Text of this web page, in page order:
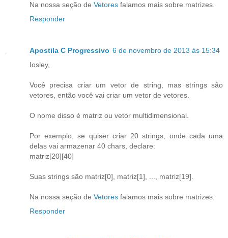
Na nossa seção de Vetores falamos mais sobre matrizes.
Responder
Apostila C Progressivo 6 de novembro de 2013 às 15:34
Iosley,
Você precisa criar um vetor de string, mas strings são
vetores, então você vai criar um vetor de vetores.
O nome disso é matriz ou vetor multidimensional.
Por exemplo, se quiser criar 20 strings, onde cada uma
delas vai armazenar 40 chars, declare:
matriz[20][40]
Suas strings são matriz[0], matriz[1], ..., matriz[19].
Na nossa seção de Vetores falamos mais sobre matrizes.
Responder